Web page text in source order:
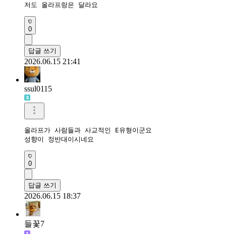
저도 올라프랑은 달라요
0
답글 쓰기
2026.06.15 21:41
ssul0115
올라프가 사람들과 사교적인 E유형이군요
성향이 정반대이시네요
0
답글 쓰기
2026.06.15 18:37
들꽃7